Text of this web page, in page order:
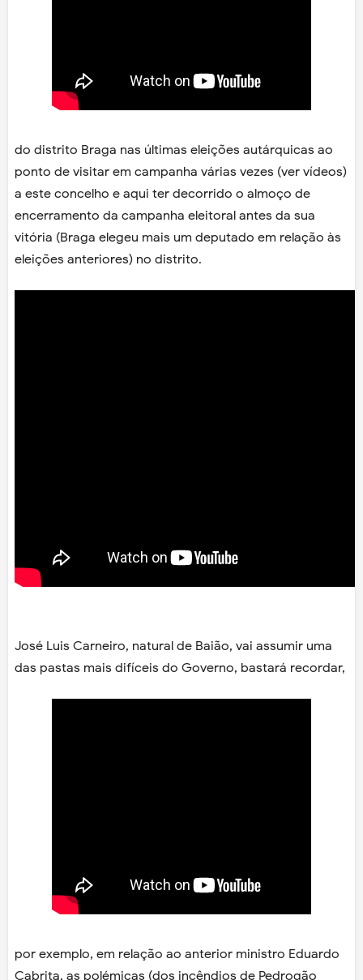
do distrito Braga nas últimas eleições autárquicas ao
ponto de visitar em campanha várias vezes (ver vídeos)
a este concelho e aqui ter decorrido o almoço de
encerramento da campanha eleitoral antes da sua
vitória (Braga elegeu mais um deputado em relação às
eleições anteriores) no distrito.
José Luis Carneiro, natural de Baião, vai assumir uma
das pastas mais difíceis do Governo, bastará recordar,
por exemplo, em relação ao anterior ministro Eduardo
Cabrita, as polémicas (dos incêndios de Pedrogão